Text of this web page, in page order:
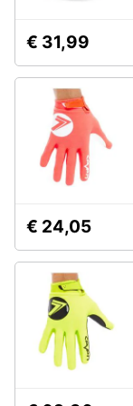
€ 31,99
€ 24,05